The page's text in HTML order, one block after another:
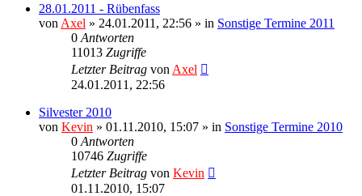
28.01.2011 - Rübenfass
von Axel » 24.01.2011, 22:56 » in Sonstige Termine 2011
0 Antworten
11013 Zugriffe
Letzter Beitrag von Axel
24.01.2011, 22:56
Silvester 2010
von Kevin » 01.11.2010, 15:07 » in Sonstige Termine 2010
0 Antworten
10746 Zugriffe
Letzter Beitrag von Kevin
01.11.2010, 15:07